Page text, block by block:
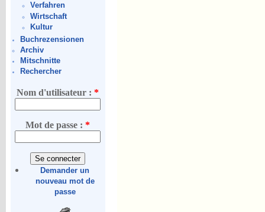
Verfahren
Wirtschaft
Kultur
Buchrezensionen
Archiv
Mitschnitte
Rechercher
Nom d'utilisateur :*
Mot de passe :*
Demander un
nouveau mot de
passe